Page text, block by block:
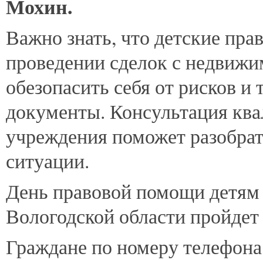
Мохин.
Важно знать, что детские
проведении сделок с
обезопасить себя от рисков
документы. Консультация
учреждения поможет
ситуации.
День правовой помощи детям
Вологодской области пройдет
Граждане по номеру